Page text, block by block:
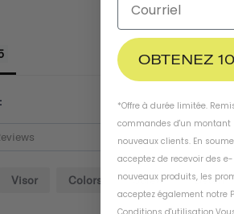
Visor Colors Screw Detail
OBTENEZ
*Offre à durée limitée.
commandes d'un montant
nouveaux clients. En
acceptez de recevoir des
nouveaux produits, les
acceptez également notre